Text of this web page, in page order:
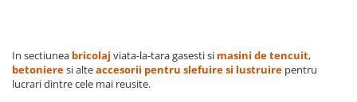
Sere si solarii
Tocatoare fan, crengi, tulpini
Generatoare
Lampi solare
Sobe pe gaz
Tunuri de caldura
Ventilatoare
In sectiunea bricolaj viata-la-tara gasesti si masini detencuit,
betonieresi alteaccesorii pentru slefuiresi lustruire pentru
lucrari dintre cele mai reusite.